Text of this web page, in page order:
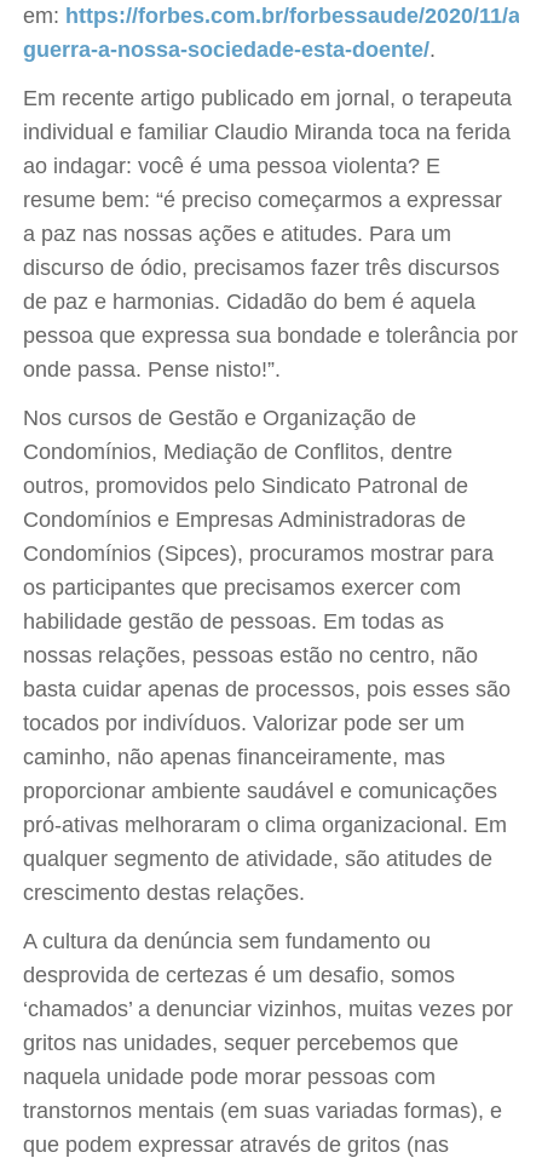
em: https://forbes.com.br/forbessaude/2020/11/
guerra-a-nossa-sociedade-esta-doente/.
Em recente artigo publicado em jornal, o terapeuta
individual e familiar Claudio Miranda toca na ferida
ao indagar: você é uma pessoa violenta? E
resume bem: “é preciso começarmos a expressar
a paz nas nossas ações e atitudes. Para um
discurso de ódio, precisamos fazer três discursos
de paz e harmonias. Cidadão do bem é aquela
pessoa que expressa sua bondade e tolerância por
onde passa. Pense nisto!”.
Nos cursos de Gestão e Organização de
Condomínios, Mediação de Conflitos, dentre
outros, promovidos pelo Sindicato Patronal de
Condomínios e Empresas Administradoras de
Condomínios (Sipces), procuramos mostrar para
os participantes que precisamos exercer com
habilidade gestão de pessoas. Em todas as
nossas relações, pessoas estão no centro, não
basta cuidar apenas de processos, pois esses são
tocados por indivíduos. Valorizar pode ser um
caminho, não apenas financeiramente, mas
proporcionar ambiente saudável e comunicações
pró-ativas melhoraram o clima organizacional. Em
qualquer segmento de atividade, são atitudes de
crescimento destas relações.
A cultura da denúncia sem fundamento ou
desprovida de certezas é um desafio, somos
‘chamados’ a denunciar vizinhos, muitas vezes por
gritos nas unidades, sequer percebemos que
naquela unidade pode morar pessoas com
transtornos mentais (em suas variadas formas), e
que podem expressar através de gritos (nas